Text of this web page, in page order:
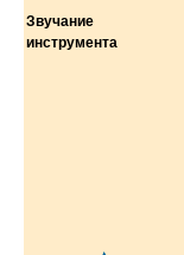
Звучание
инструмента